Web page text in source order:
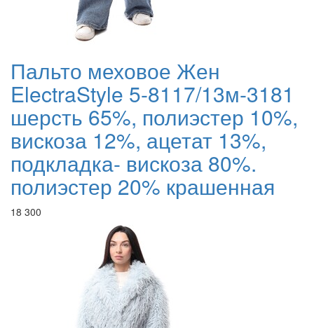
Пальто меховое Жен
ElectraStyle 5-8117/13м-3181
шерсть 65%, полиэстер 10%,
вискоза 12%, ацетат 13%,
подкладка- вискоза 80%.
полиэстер 20% крашенная
18 300